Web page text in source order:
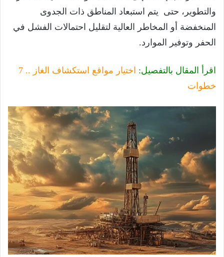
والتطوير، حتى يتم استبعاد المناطق ذات الجدوى
المنخفضة أو المخاطر العالية لتقليل احتمالات الفشل في
الحفر وتوفير الموارد.
اقرأ المقال بالتفصيل:
اختيار مواقع استكشاف الغاز .. 7
خطوات